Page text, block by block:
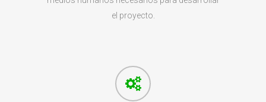
el proyecto.